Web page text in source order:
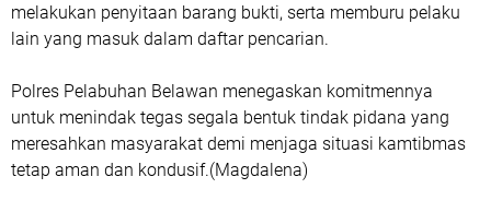
melakukan penyitaan barang bukti, serta memburu pelaku
lain yang masuk dalam daftar pencarian.
Polres Pelabuhan Belawan menegaskan komitmennya
untuk menindak tegas segala bentuk tindak pidana yang
meresahkan masyarakat demi menjaga situasi kamtibmas
tetap aman dan kondusif.(Magdalena)